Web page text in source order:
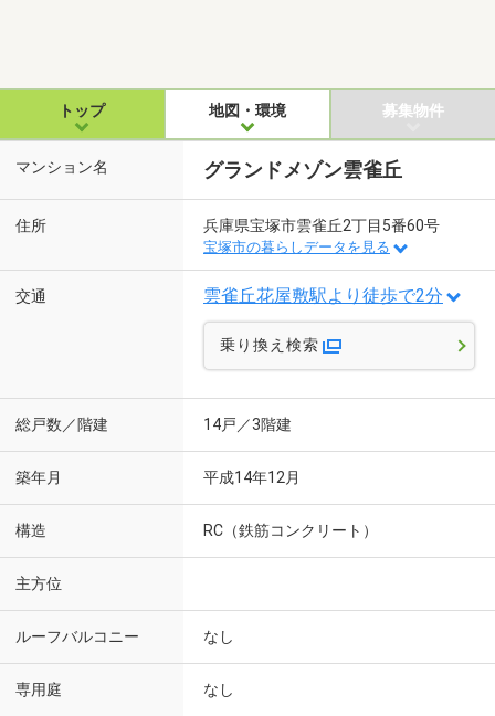
トップ 地図・環境 募集物件
マンション名 グランドメゾン雲雀丘
住所 兵庫県宝塚市雲雀丘2丁目5番60号
宝塚市の暮らしデータを見る
交通 雲雀丘花屋敷駅より徒歩で2分
乗り換え検索
総戸数／階建 14戸／3階建
築年月 平成14年12月
構造 RC（鉄筋コンクリート）
主方位
ルーフバルコニー なし
専用庭 なし